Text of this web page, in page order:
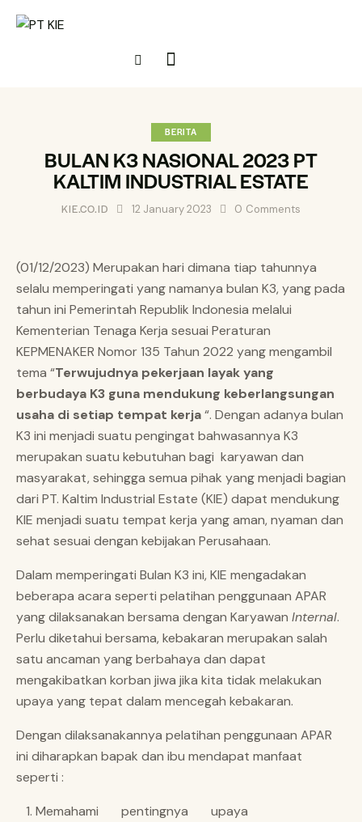
BERITA
BULAN K3 NASIONAL 2023 PT
KALTIM INDUSTRIAL ESTATE
KIE.CO.ID 12 January 2023 0 Comments
(01/12/2023) Merupakan hari dimana tiap tahunnya
selalu memperingati yang namanya bulan K3, yang pada
tahun ini Pemerintah Republik Indonesia melalui
Kementerian Tenaga Kerja sesuai Peraturan
KEPMENAKER Nomor 135 Tahun 2022 yang mengambil
tema “Terwujudnya pekerjaan layak yang
berbudaya K3 guna mendukung keberlangsungan
usaha di setiap tempat kerja“. Dengan adanya bulan
K3 ini menjadi suatu pengingat bahwasannya K3
merupakan suatu kebutuhan bagi karyawan dan
masyarakat, sehingga semua pihak yang menjadi bagian
dari PT. Kaltim Industrial Estate (KIE) dapat mendukung
KIE menjadi suatu tempat kerja yang aman, nyaman dan
sehat sesuai dengan kebijakan Perusahaan.
Dalam memperingati Bulan K3 ini, KIE mengadakan
beberapa acara seperti pelatihan penggunaan APAR
yang dilaksanakan bersama dengan Karyawan Internal.
Perlu diketahui bersama, kebakaran merupakan salah
satu ancaman yang berbahaya dan dapat
mengakibatkan korban jiwa jika kita tidak melakukan
upaya yang tepat dalam mencegah kebakaran.
Dengan dilaksanakannya pelatihan penggunaan APAR
ini diharapkan bapak dan ibu mendapat manfaat
seperti :
Memahami pentingnya upaya